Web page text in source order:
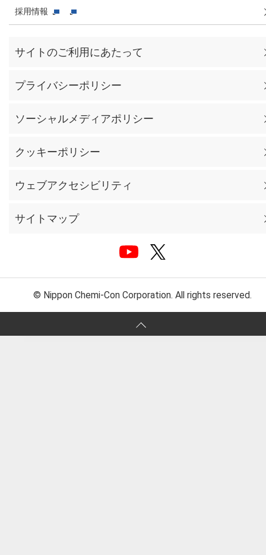
採用情報
サイトのご利用にあたって
プライバシーポリシー
ソーシャルメディアポリシー
クッキーポリシー
ウェブアクセシビリティ
サイトマップ
© Nippon Chemi-Con Corporation. All rights reserved.